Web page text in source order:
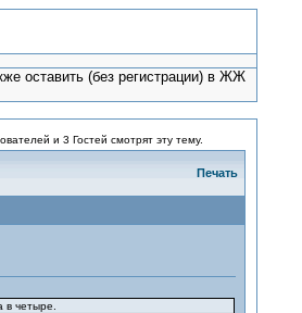
оставить (без регистрации) в ЖЖ
и 3 Гостей смотрят эту тему.
Печать
четыре.